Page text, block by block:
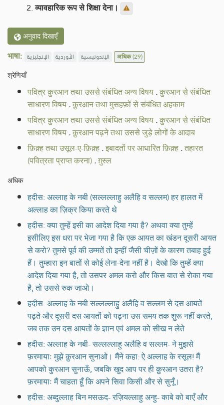
व्यावहारिक रूप से शिक्षा देना।
अनुवाद दिखाएँ
भाषा: الإنجليزية الأوردية الإندونيسية अधिक(29)
श्रेणियाँ
पवित्र क़ुरआन तथा उससे संबंधित अन्य विषय.क़ुरआन से संबंधित
साधारण विषय.क़ुरआन तथा मुसहफ़ों से संबंधित अहकाम
पवित्र क़ुरआन तथा उससे संबंधित अन्य विषय.क़ुरआन से संबंधित
साधारण विषय.क़ुरआन पढ़ने तथा उससे जुड़े लोगों के आदाब
फ़िक़्ह तथा उसूल-ए-फ़िक़्ह.इबादतों पर आधारित फ़िक़्ह.तहारत
(पवित्रता प्राप्त करना).ग़ुस्ल
अधिक
हदीस: अल्लाह के नबी (सल्लल्लाहु अलैहि व सल्लम) हर हालत में
अल्लाह का ज़िक्र किया करते थे
हदीस: क्या तुम्हें इसी का आदेश दिया गया है? अथवा क्या तुम्हें
इसीलिए इस धरा पर भेजा गया है कि एक आयत का खंडन दूसरी आयत
से करो? तुमसे पूर्व की उम्मतें तो इन्हीं जैसी चीज़ों के कारण तबाह हुई
हैं। तुम्हारा इन बातों से कोई लेना-देना नहीं है। देखो कि तुम्हें क्या
आदेश दिया गया है, तो उसपर अमल करो और किस बात से रोका गया
है, तो उससे रुक जाओ।
हदीस: अल्लाह के नबी सल्लल्लाहु अलैहि व सल्लम से दस आयतें
पढ़ते और दूसरी दस आयतों को पढ़ना उस समय तक शुरू नहीं करते,
जब तक उन दस आयतों के ज्ञान एवं अमल को सीख न लेते
हदीस: अल्लाह के नबी- सल्लल्लाहु अलैहि व सल्लम- ने मुझसे
फ़रमायाः मुझे क़ुरआन सुनाओ। मैंने कहा: ऐ अल्लाह के रसूल! मैं
आपको कुरआन सुनाऊँ, जबकि खुद आप पर ही क़ुरआन उतरा है?
फ़रमायाः मैं चाहता हूँ कि अपने सिवा किसी और से सुनूँ।
हदीस: अब्दुल्लाह बिन मसऊद- रज़ियल्लाहु अन्हु- काबे को बाएँ और